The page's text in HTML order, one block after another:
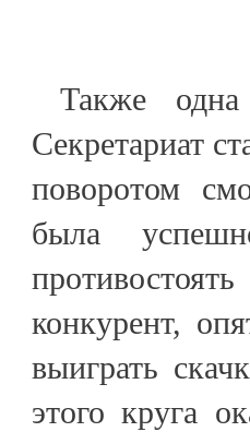
Также одна
Секретариат
поворотом
была
конкурент,
выиграть
этого круга